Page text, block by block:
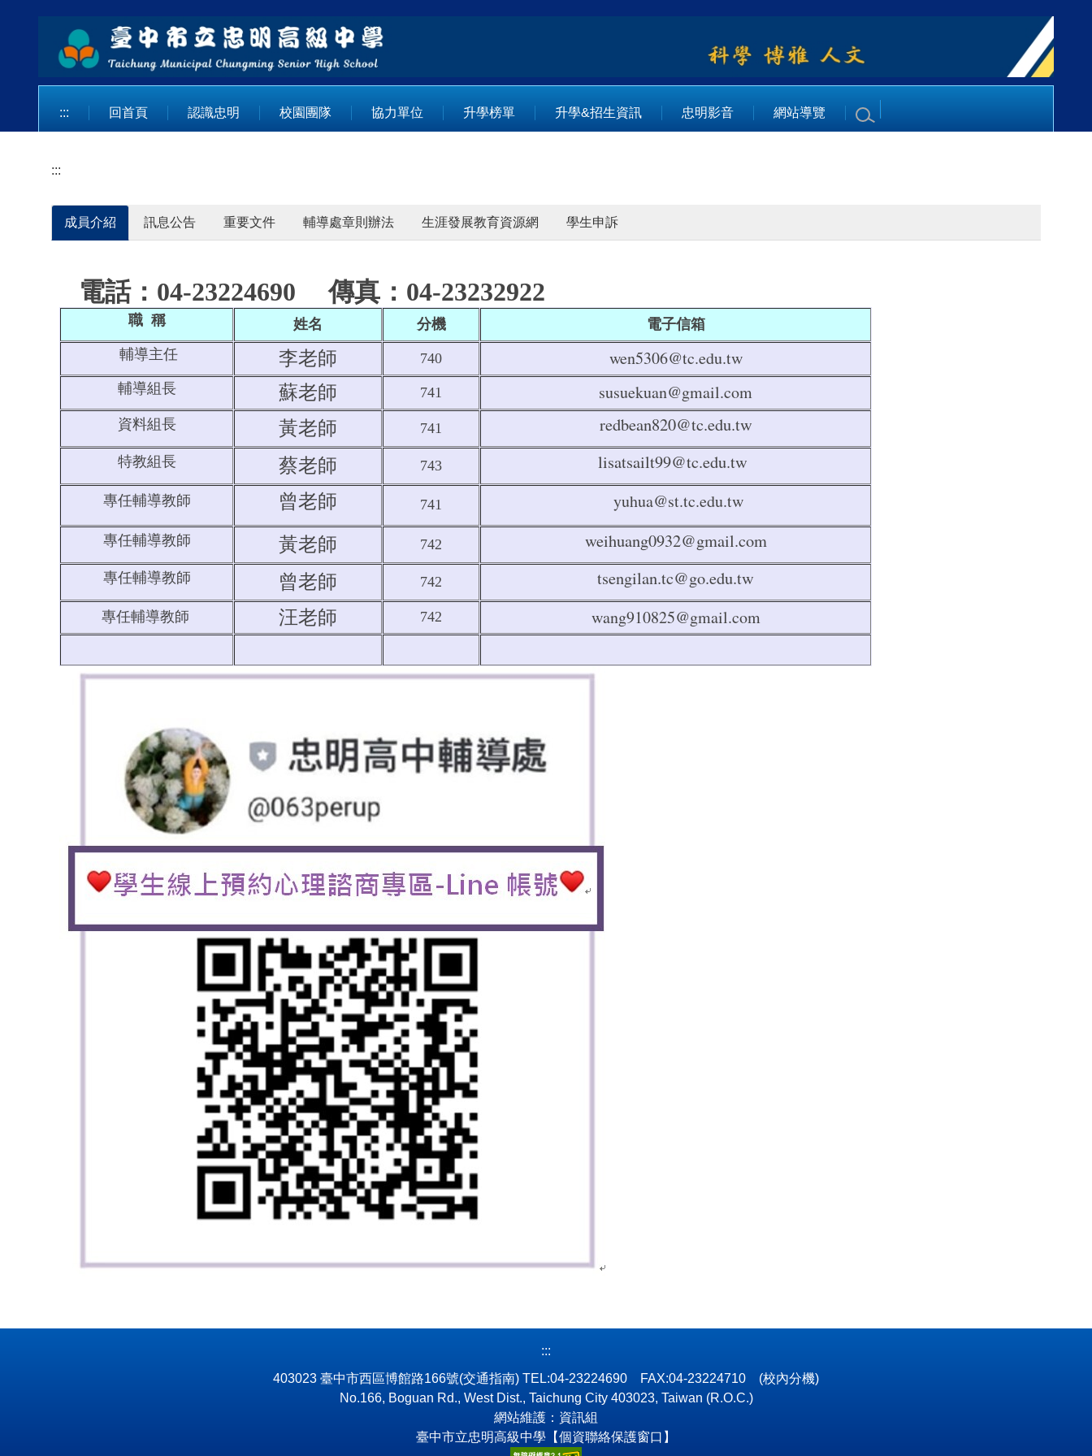
區
::: 回首頁 認識忠明 校園團隊 協力單位 升學榜單 升學&招生資訊 忠明影音 網站導覽
:::
成員介紹 訊息公告 重要文件 輔導處章則辦法 生涯發展教育資源網 學生申訴
電話：04-23224690傳真：04-23232922
職 稱 姓名 分機
電子信箱
輔導主任
李老師 740 wen5306@tc.edu.tw
輔導組長 蘇老師 741 susuekuan@gmail.com
資料組長 黃老師 741 redbean820@tc.edu.tw
特教組長 蔡老師 743 lisatsailt99@tc.edu.tw
專任輔導教師 曾老師 741 yuhua@st.tc.edu.tw
專任輔導教師 黃老師 742 weihuang0932@gmail.com
專任輔導教師 曾老師 742 tsengilan.tc@go.edu.tw
專任輔導教師 汪老師 742 wang910825@gmail.com
:::
403023 臺中市西區博館路166號(交通指南) TEL:04-23224690 FAX:04-23224710 (校內分機)
No.166, Boguan Rd., West Dist., Taichung City 403023, Taiwan (R.O.C.)
網站維護：資訊組
臺中市立忠明高級中學【個資聯絡保護窗口】